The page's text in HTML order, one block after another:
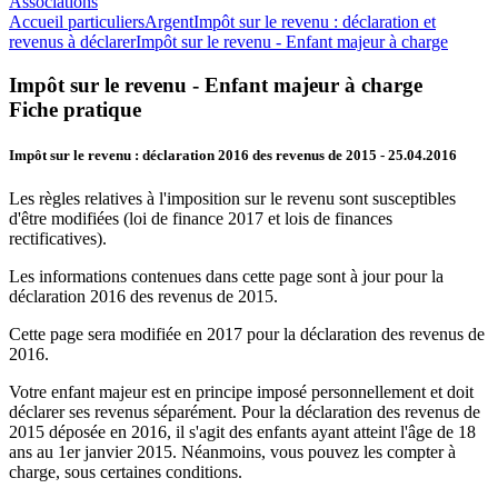
Accueil particuliersArgentImpôt sur le revenu : déclaration et
revenus à déclarerImpôt sur le revenu - Enfant majeur à charge
Impôt sur le revenu - Enfant majeur à charge
Fiche pratique
Impôt sur le revenu : déclaration 2016 des revenus de 2015 - 25.04.2016
Les règles relatives à l'imposition sur le revenu sont susceptibles
d'être modifiées (loi de finance 2017 et lois de finances
rectificatives).
Les informations contenues dans cette page sont à jour pour la
déclaration 2016 des revenus de 2015.
Cette page sera modifiée en 2017 pour la déclaration des revenus de
2016.
Votre enfant majeur est en principe imposé personnellement et doit
déclarer ses revenus séparément. Pour la déclaration des revenus de
2015 déposée en 2016, il s'agit des enfants ayant atteint l'âge de 18
ans au 1er janvier 2015. Néanmoins, vous pouvez les compter à
charge, sous certaines conditions.